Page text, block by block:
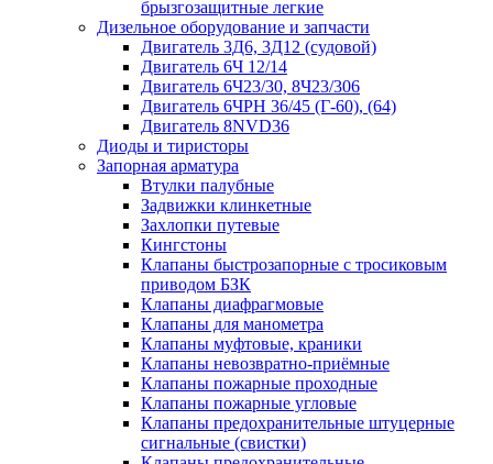
брызгозащитные легкие
Дизельное оборудование и запчасти
Двигатель 3Д6, 3Д12 (судовой)
Двигатель 6Ч 12/14
Двигатель 6Ч23/30, 8Ч23/306
Двигатель 6ЧРН 36/45 (Г-60), (64)
Двигатель 8NVD36
Диоды и тиристоры
Запорная арматура
Втулки палубные
Задвижки клинкетные
Захлопки путевые
Кингстоны
Клапаны быстрозапорные с тросиковым
приводом БЗК
Клапаны диафрагмовые
Клапаны для манометра
Клапаны муфтовые, краники
Клапаны невозвратно-приёмные
Клапаны пожарные проходные
Клапаны пожарные угловые
Клапаны предохранительные штуцерные
сигнальные (свистки)